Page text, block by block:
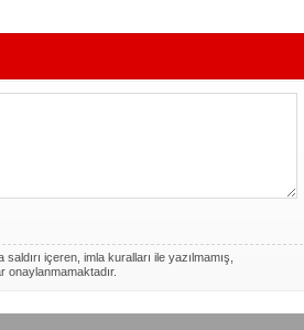
içeren, imla kuralları ile yazılmamış,
onaylanmamaktadır.